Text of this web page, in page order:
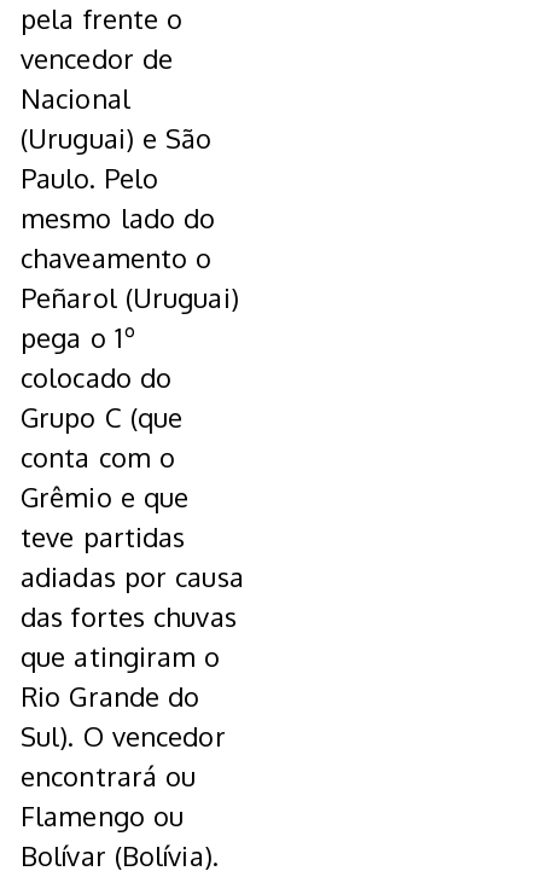
pela frente o
vencedor de
Nacional
(Uruguai) e São
Paulo. Pelo
mesmo lado do
chaveamento o
Peñarol (Uruguai)
pega o 1º
colocado do
Grupo C (que
conta com o
Grêmio e que
teve partidas
adiadas por causa
das fortes chuvas
que atingiram o
Rio Grande do
Sul). O vencedor
encontrará ou
Flamengo ou
Bolívar (Bolívia).